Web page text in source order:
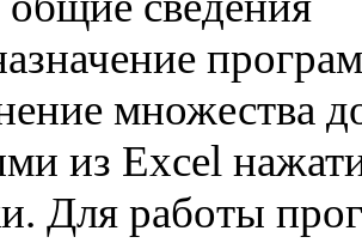
множества
из Excel
Для работы